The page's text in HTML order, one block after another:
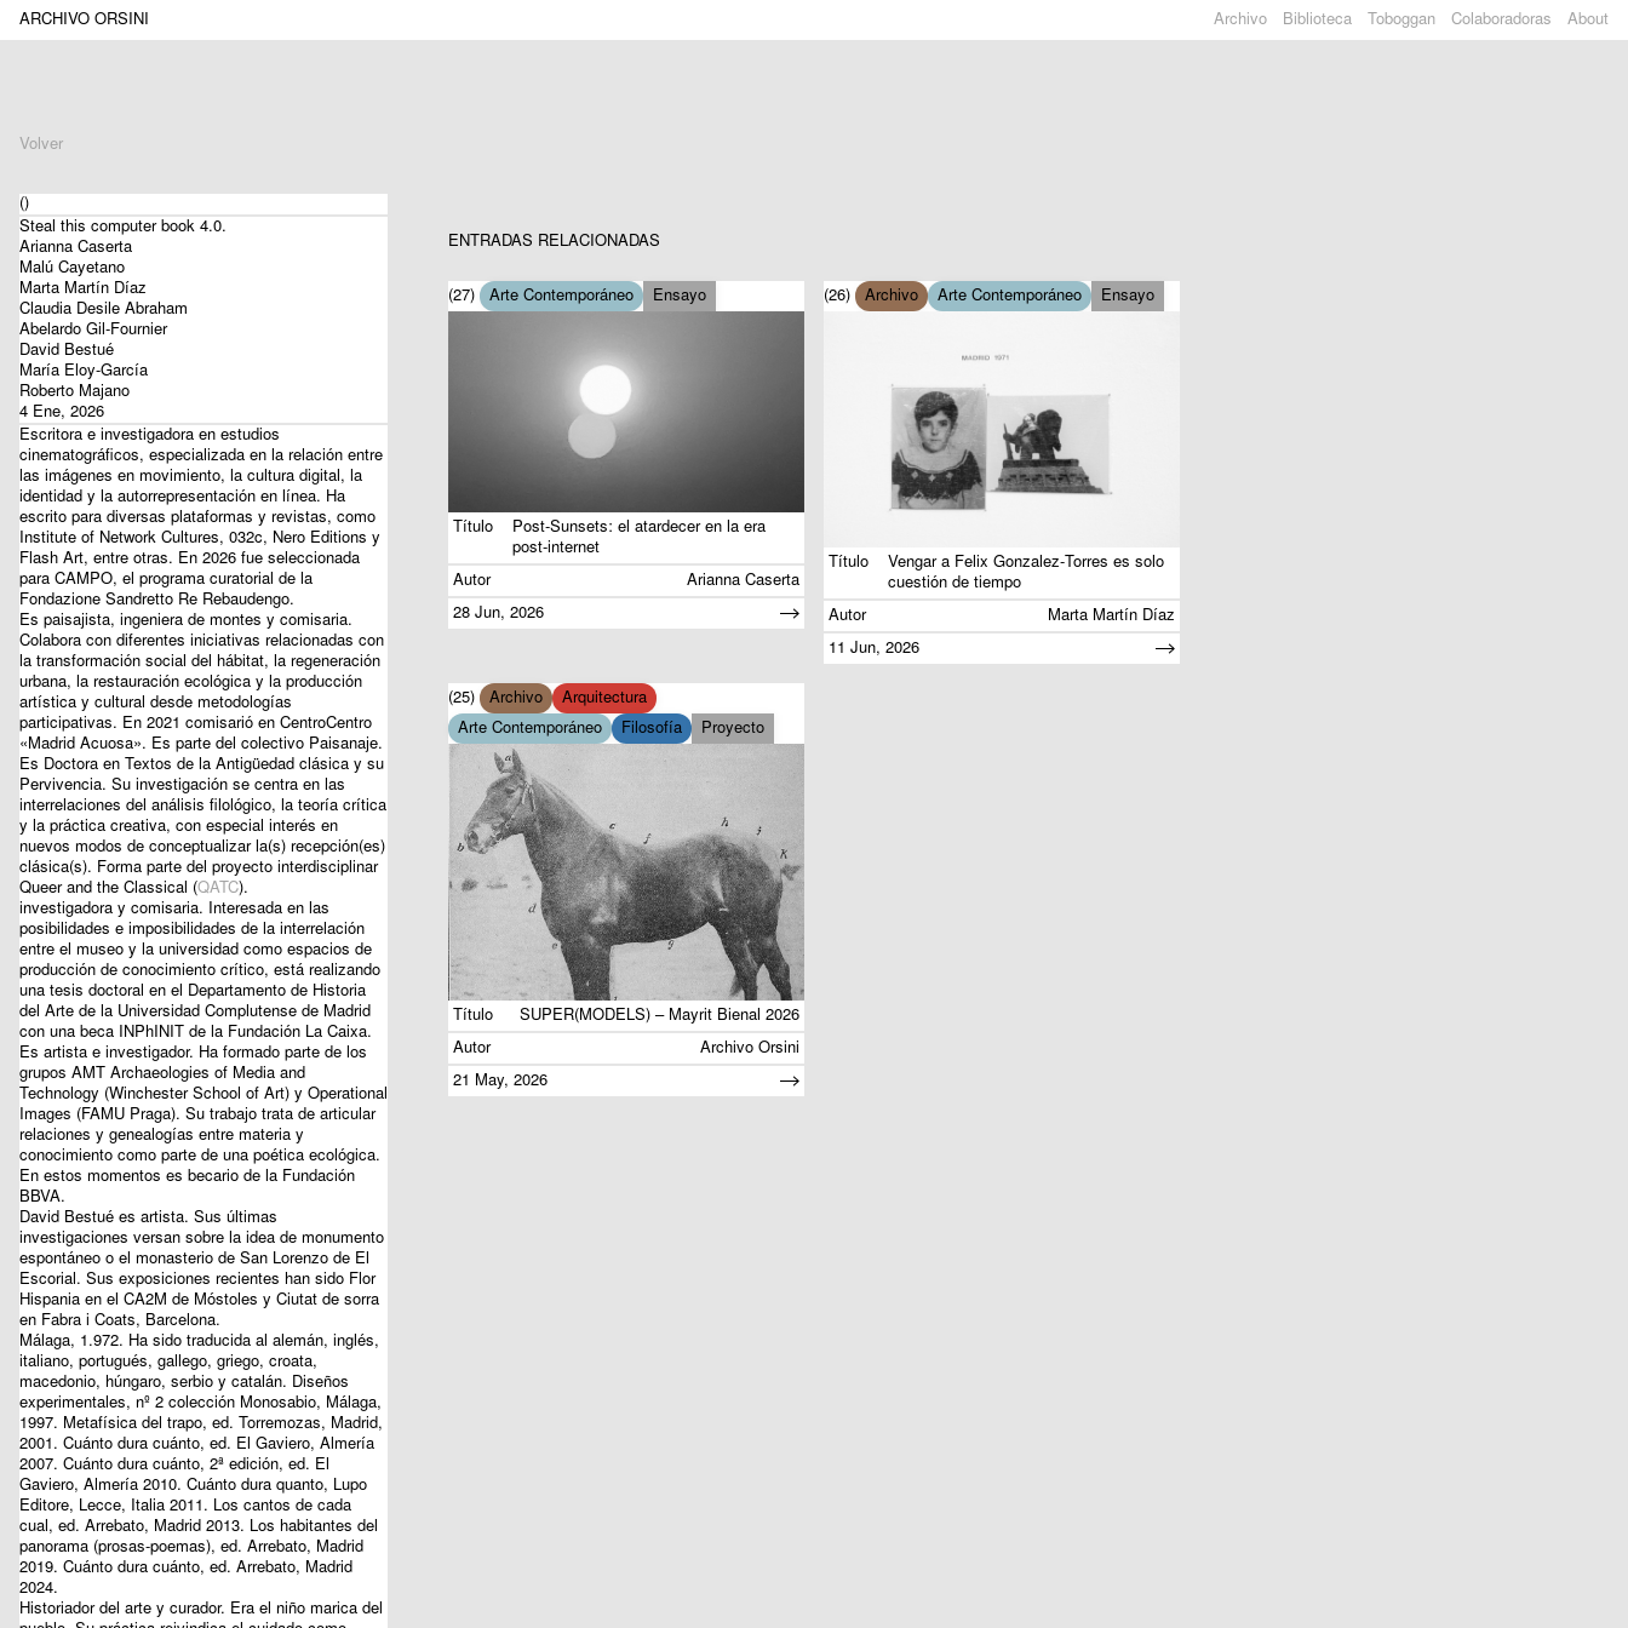
ARCHIVO ORSINI Archivo Biblioteca Toboggan Colaboradoras About
Volver
()
Steal this computer book 4.0.
Arianna Caserta
Malú Cayetano
Marta Martín Díaz
Claudia Desile Abraham
Abelardo Gil-Fournier
David Bestué
María Eloy-García
Roberto Majano
4 Ene, 2026
Escritora e investigadora en estudios
cinematográficos, especializada en la relación entre
las imágenes en movimiento, la cultura digital, la
identidad y la autorrepresentación en línea. Ha
escrito para diversas plataformas y revistas, como
Institute of Network Cultures, 032c, Nero Editions y
Flash Art, entre otras. En 2026 fue seleccionada
para CAMPO, el programa curatorial de la
Fondazione Sandretto Re Rebaudengo.
Es paisajista, ingeniera de montes y comisaria.
Colabora con diferentes iniciativas relacionadas con
la transformación social del hábitat, la regeneración
urbana, la restauración ecológica y la producción
artística y cultural desde metodologías
participativas. En 2021 comisarió en CentroCentro
«Madrid Acuosa». Es parte del colectivo Paisanaje.
Es Doctora en Textos de la Antigüedad clásica y su
Pervivencia. Su investigación se centra en las
interrelaciones del análisis filológico, la teoría crítica
y la práctica creativa, con especial interés en
nuevos modos de conceptualizar la(s) recepción(es)
clásica(s). Forma parte del proyecto interdisciplinar
Queer and the Classical (QATC).
investigadora y comisaria. Interesada en las
posibilidades e imposibilidades de la interrelación
entre el museo y la universidad como espacios de
producción de conocimiento crítico, está realizando
una tesis doctoral en el Departamento de Historia
del Arte de la Universidad Complutense de Madrid
con una beca INPhINIT de la Fundación La Caixa.
Es artista e investigador. Ha formado parte de los
grupos AMT Archaeologies of Media and
Technology (Winchester School of Art) y Operational
Images (FAMU Praga). Su trabajo trata de articular
relaciones y genealogías entre materia y
conocimiento como parte de una poética ecológica.
En estos momentos es becario de la Fundación
BBVA.
David Bestué es artista. Sus últimas
investigaciones versan sobre la idea de monumento
espontáneo o el monasterio de San Lorenzo de El
Escorial. Sus exposiciones recientes han sido Flor
Hispania en el CA2M de Móstoles y Ciutat de sorra
en Fabra i Coats, Barcelona.
Málaga, 1.972. Ha sido traducida al alemán, inglés,
italiano, portugués, gallego, griego, croata,
macedonio, húngaro, serbio y catalán. Diseños
experimentales, nº 2 colección Monosabio, Málaga,
1997. Metafísica del trapo, ed. Torremozas, Madrid,
2001. Cuánto dura cuánto, ed. El Gaviero, Almería
2007. Cuánto dura cuánto, 2ª edición, ed. El
Gaviero, Almería 2010. Cuánto dura quanto, Lupo
Editore, Lecce, Italia 2011. Los cantos de cada
cual, ed. Arrebato, Madrid 2013. Los habitantes del
panorama (prosas-poemas), ed. Arrebato, Madrid
2019. Cuánto dura cuánto, ed. Arrebato, Madrid
2024.
Historiador del arte y curador. Era el niño marica del
ENTRADAS RELACIONADAS
(27) Arte Contemporáneo Ensayo
Título
Post-Sunsets: el atardecer en la era
post-internet
Autor
Arianna Caserta
28 Jun, 2026
(26) Archivo Arte Contemporáneo Ensayo
Título
Vengar a Felix Gonzalez-Torres es solo
cuestión de tiempo
Autor
Marta Martín Díaz
11 Jun, 2026
(25) Archivo
Arquitectura
Arte Contemporáneo
Filosofía Proyecto
Título
SUPER(MODELS) – Mayrit Bienal 2026
Autor
Archivo Orsini
21 May, 2026